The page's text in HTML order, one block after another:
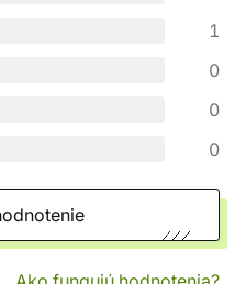
1
0
0
0